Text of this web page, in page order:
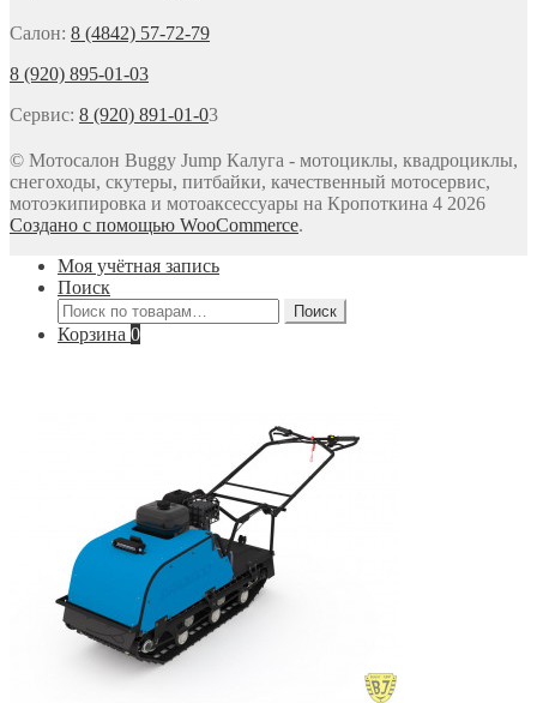
Салон: 8 (4842) 57-72-79
8 (920) 895-01-03
Сервис: 8 (920) 891-01-03
© Мотосалон Buggy Jump Калуга - мотоциклы, квадроциклы,
снегоходы, скутеры, питбайки, качественный мотосервис,
мотоэкипировка и мотоаксессуары на Кропоткина 4 2026
Создано с помощью WooCommerce.
Моя учётная запись
Поиск
Искать:
Поиск
Корзина 0